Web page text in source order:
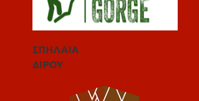
ΣΠΗΛΑΙΑ
ΔΙΡΟΥ